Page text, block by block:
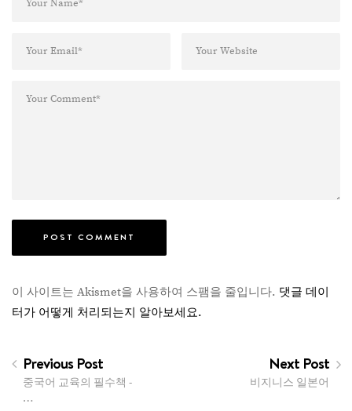
이 사이트는 Akismet을 사용하여 스팸을 줄입니다. 댓글 데이
터가 어떻게 처리되는지 알아보세요.
Previous Post
중국어 교육의 필수책 -
…
Next Post
비지니스 일본어